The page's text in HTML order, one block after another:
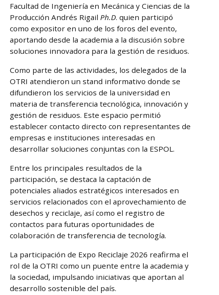
Facultad de Ingeniería en Mecánica y Ciencias de la
Producción Andrés Rigail Ph.D. quien participó
como expositor en uno de los foros del evento,
aportando desde la academia a la discusión sobre
soluciones innovadora para la gestión de residuos.
Como parte de las actividades, los delegados de la
OTRI atendieron un stand informativo donde se
difundieron los servicios de la universidad en
materia de transferencia tecnológica, innovación y
gestión de residuos. Este espacio permitió
establecer contacto directo con representantes de
empresas e instituciones interesadas en
desarrollar soluciones conjuntas con la ESPOL.
Entre los principales resultados de la
participación, se destaca la captación de
potenciales aliados estratégicos interesados en
servicios relacionados con el aprovechamiento de
desechos y reciclaje, así como el registro de
contactos para futuras oportunidades de
colaboración de transferencia de tecnología.
La participación de Expo Reciclaje 2026 reafirma el
rol de la OTRI como un puente entre la academia y
la sociedad, impulsando iniciativas que aportan al
desarrollo sostenible del país.